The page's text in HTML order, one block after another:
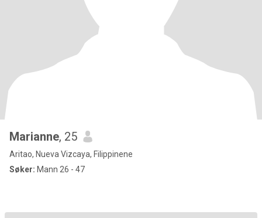
Marianne, 25
Aritao, Nueva Vizcaya, Filippinene
Søker: Mann 26 - 47